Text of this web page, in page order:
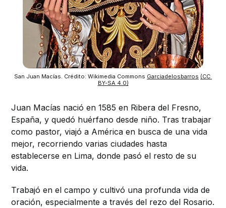
San Juan Macías. Crédito: Wikimedia Commons Garciadelosbarros (CC
BY-SA 4.0)
Juan Macías nació en 1585 en Ribera del Fresno,
España, y quedó huérfano desde niño. Tras trabajar
como pastor, viajó a América en busca de una vida
mejor, recorriendo varias ciudades hasta
establecerse en Lima, donde pasó el resto de su
vida.
Trabajó en el campo y cultivó una profunda vida de
oración, especialmente a través del rezo del Rosario.